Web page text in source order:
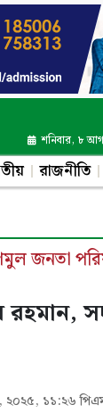
শনিবার, ৮
রাজনীতি
জনতা
২০২৫, ১১:২৬